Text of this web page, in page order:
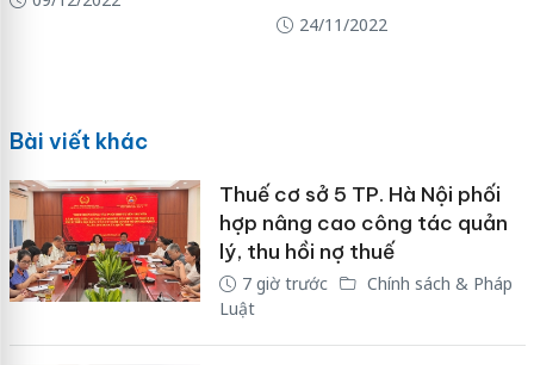
24/11/2022
Bài viết khác
Thuế cơ sở 5 TP. Hà Nội phối
hợp nâng cao công tác quản
lý, thu hồi nợ thuế
7 giờ trước
Chính sách & Pháp
Luật